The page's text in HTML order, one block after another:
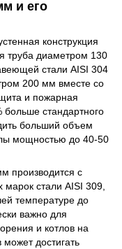
и его
конструкция
труба диаметром 130
стали AISI 304
200 мм вместе со
и пожарная
больше стандартного
больший объем
мощностью до 40-50
производится с
стали AISI 309,
температуре до
важно для
и котлов на
может достигать